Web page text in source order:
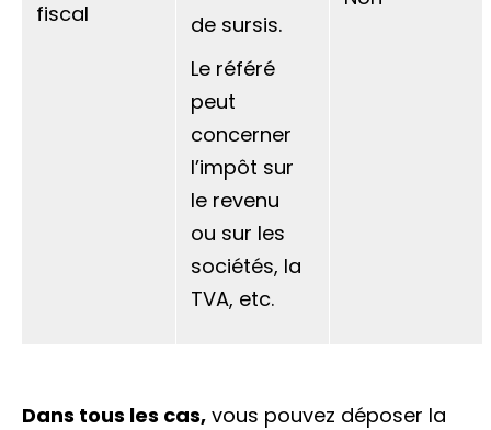
fiscal
de sursis.
Le référé
peut
concerner
l’impôt sur
le revenu
ou sur les
sociétés, la
TVA, etc.
Dans tous les cas, vous pouvez déposer la